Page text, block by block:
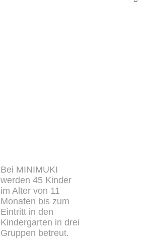
Bei MINIMUKI
werden 45 Kinder
im Alter von 11
Monaten bis zum
Eintritt in den
Kindergarten in drei
Gruppen betreut.